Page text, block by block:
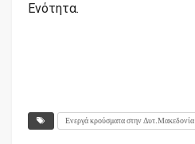
Ενότητα.
Ενεργά κρούσματα στην Δυτ.Μακεδονία